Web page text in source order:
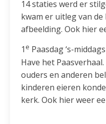
14 staties werd er
kwam er uitleg van de
afbeelding. Ook hier
1e Paasdag ‘s-
Have het
ouders en anderen
kinderen eieren
kerk. Ook hier weer